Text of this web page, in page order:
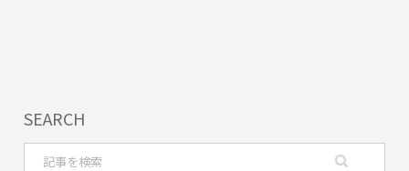
SEARCH